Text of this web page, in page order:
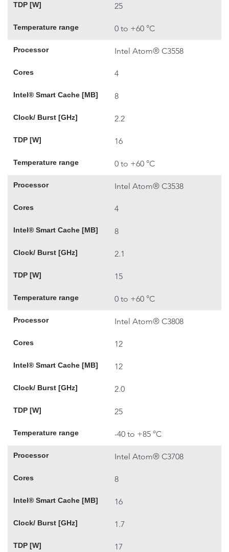
TDP [W] 25
Temperature range 0 to +60 °C
Processor Intel Atom® C3558
Cores 4
Intel® Smart Cache [MB] 8
Clock/ Burst [GHz] 2.2
TDP [W] 16
Temperature range 0 to +60 °C
Processor Intel Atom® C3538
Cores 4
Intel® Smart Cache [MB] 8
Clock/ Burst [GHz] 2.1
TDP [W] 15
Temperature range 0 to +60 °C
Processor Intel Atom® C3808
Cores 12
Intel® Smart Cache [MB] 12
Clock/ Burst [GHz] 2.0
TDP [W] 25
Temperature range -40 to +85 °C
Processor Intel Atom® C3708
Cores 8
Intel® Smart Cache [MB] 16
Clock/ Burst [GHz] 1.7
TDP [W] 17